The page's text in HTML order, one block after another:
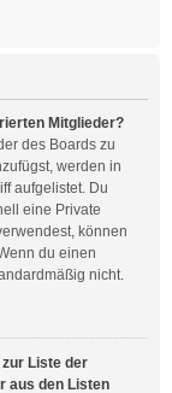
Mitglieder?
des Boards zu
werden in
aufgelistet. Du
eine Private
können
du einen
nicht.
Liste der
aus den Listen